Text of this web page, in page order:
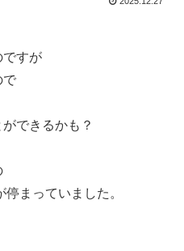
ですが
で
できるかも？
まっていました。